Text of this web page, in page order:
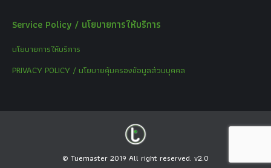
Service Policy / นโยบายการให้บริการ
นโยบายการให้บริการ
PRIVACY POLICY / นโยบายคุ้มครองข้อมูลส่วนบุคคล
© Tuemaster 2019 All right reserved. v2.0